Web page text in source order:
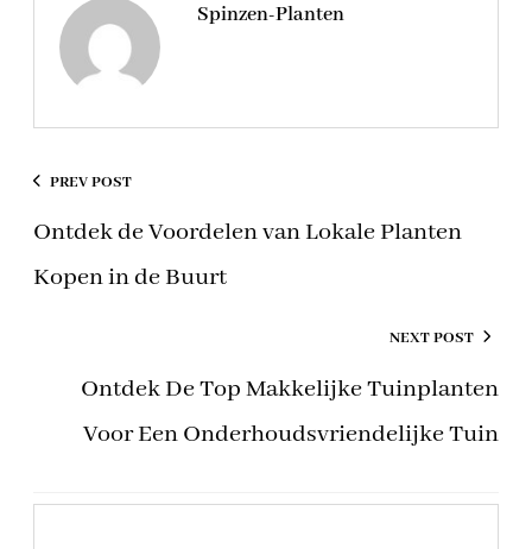
Spinzen-Planten
PREV POST
Ontdek de Voordelen van Lokale Planten
Kopen in de Buurt
NEXT POST
Ontdek De Top Makkelijke Tuinplanten
Voor Een Onderhoudsvriendelijke Tuin